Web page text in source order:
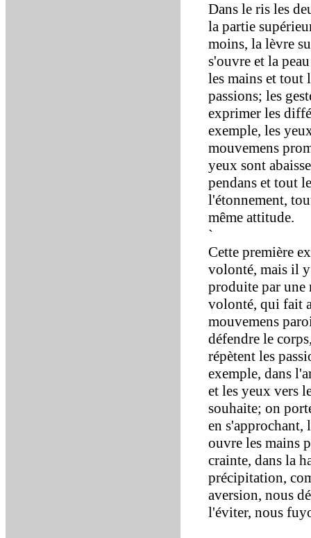
Dans le ris les
la partie
moins, la lèvre
s'ouvre et la
les mains et tout
passions; les
exprimer les
exemple, les
mouvemens
yeux sont
pendans et tout
l'étonnement,
même attitude.
`
Cette première
volonté, mais il y
produite par une
volonté, qui fait
mouvemens
défendre le
répètent les
exemple, dans
et les yeux vers
souhaite; on
en s'approchant,
ouvre les mains
crainte, dans la
précipitation,
aversion, nous
l'éviter, nous